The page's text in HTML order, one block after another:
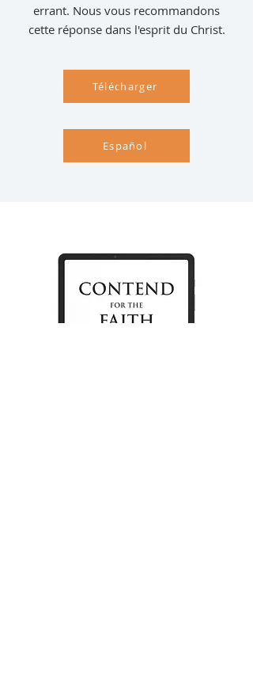
errant. Nous vous recommandons
cette réponse dans l'esprit du Christ.
Télécharger
Español